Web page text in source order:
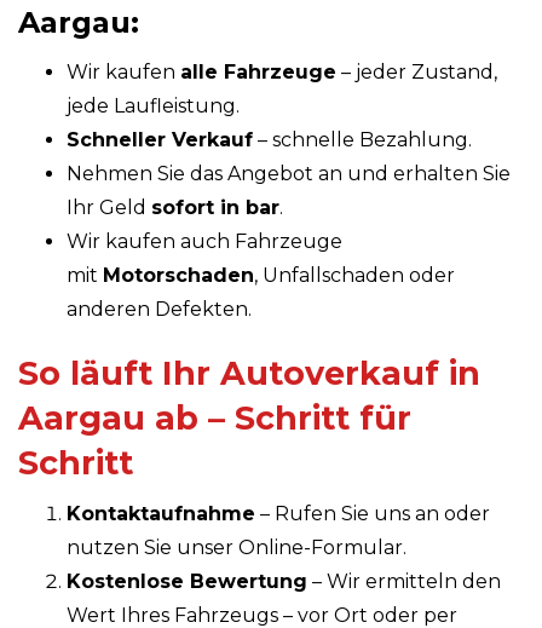
Aargau:
Wir kaufen alle Fahrzeuge – jeder Zustand,
jede Laufleistung.
Schneller Verkauf – schnelle Bezahlung.
Nehmen Sie das Angebot an und erhalten Sie
Ihr Geld sofort in bar.
Wir kaufen auch Fahrzeuge
mit Motorschaden, Unfallschaden oder
anderen Defekten.
So läuft Ihr Autoverkauf in
Aargau ab – Schritt für
Schritt
Kontaktaufnahme – Rufen Sie uns an oder
nutzen Sie unser Online-Formular.
Kostenlose Bewertung – Wir ermitteln den
Wert Ihres Fahrzeugs – vor Ort oder per